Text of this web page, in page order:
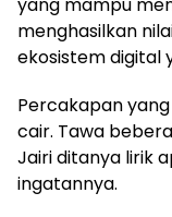
menghasilkan
ekosistem digital
Percakapan
cair. Tawa
Jairi ditanya lirik
ingatannya.